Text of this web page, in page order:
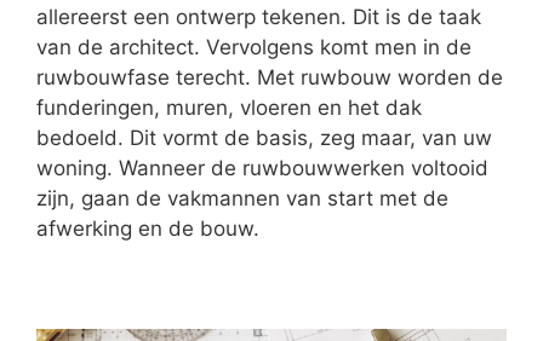
allereerst een ontwerp tekenen. Dit is de taak
van de architect. Vervolgens komt men in de
ruwbouwfase terecht. Met ruwbouw worden de
funderingen, muren, vloeren en het dak
bedoeld. Dit vormt de basis, zeg maar, van uw
woning. Wanneer de ruwbouwwerken voltooid
zijn, gaan de vakmannen van start met de
afwerking en de bouw.